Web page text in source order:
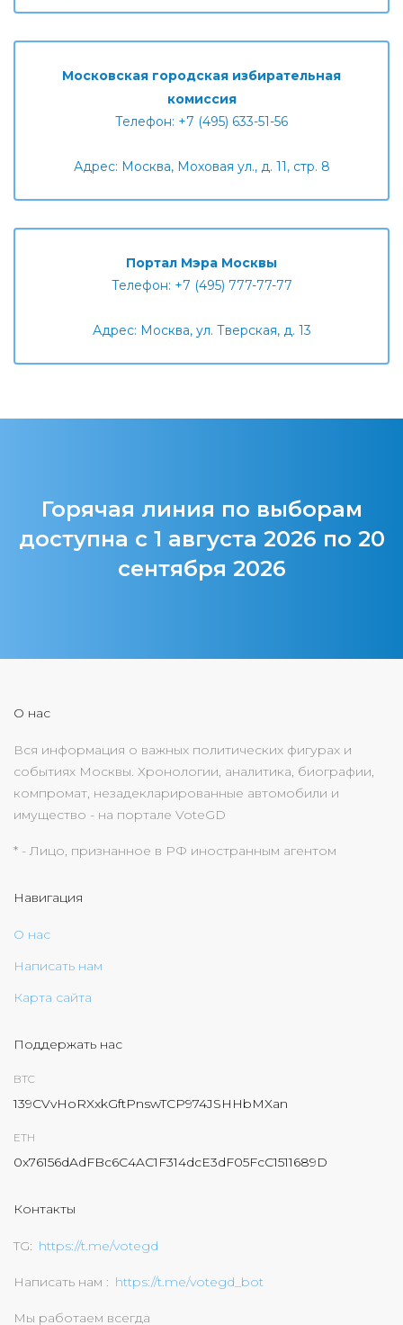
Московская городская избирательная
комиссия
Телефон: +7 (495) 633-51-56
Адрес: Москва, Моховая ул., д. 11, стр. 8
Портал Мэра Москвы
Телефон: +7 (495) 777-77-77
Адрес: Москва, ул. Тверская, д. 13
Горячая линия по выборам
доступна с 1 августа 2026 по 20
сентября 2026
О нас
Вся информация о важных политических фигурах и
событиях Москвы. Хронологии, аналитика, биографии,
компромат, незадекларированные автомобили и
имущество - на портале VoteGD
* - Лицо, признанное в РФ иностранным агентом
Навигация
О нас
Написать нам
Карта сайта
Поддержать нас
BTC
139CVvHoRXxkGftPnswTCP974JSHHbMXan
ETH
0x76156dAdFBc6C4AC1F314dcE3dF05FcC1511689D
Контакты
TG https://t.me/votegd
Написать нам https://t.me/votegd_bot
Мы работаем всегда